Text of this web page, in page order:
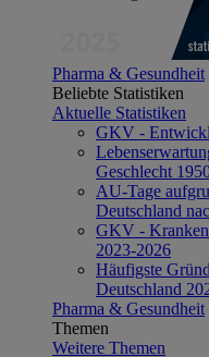
Pharma & Gesundheit
Beliebte Statistiken
Aktuelle Statistiken
GKV -
Geschlecht
AU-Tage
Deutschland
GKV -
2023-2026
Häufigste
Deutschland
Pharma & Gesundheit
Themen
Weitere Themen